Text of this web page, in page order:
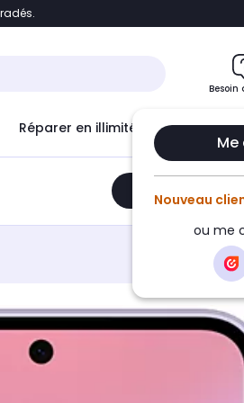
Accéder directement au
Besoin
Nouveau
ou me
Réparer en illimité avec Le Club
Ajouter au